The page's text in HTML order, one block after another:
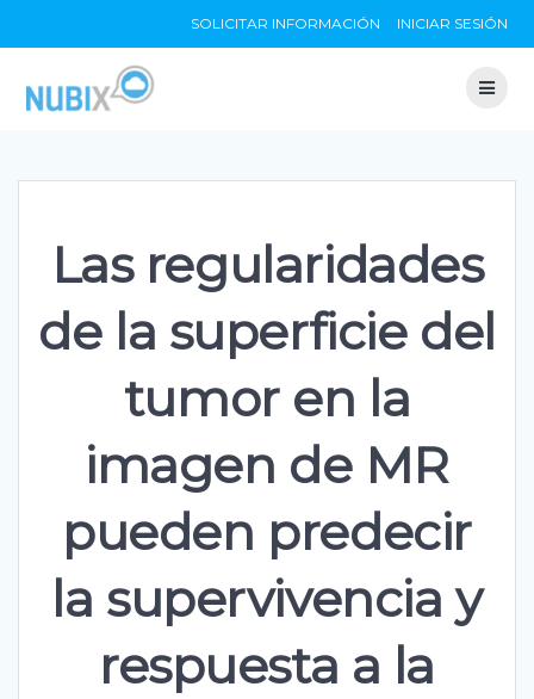
to
SOLICITAR INFORMACIÓN INICIAR SESIÓN
Las regularidades
de la superficie del
tumor en la
imagen de MR
pueden predecir
la supervivencia y
respuesta a la